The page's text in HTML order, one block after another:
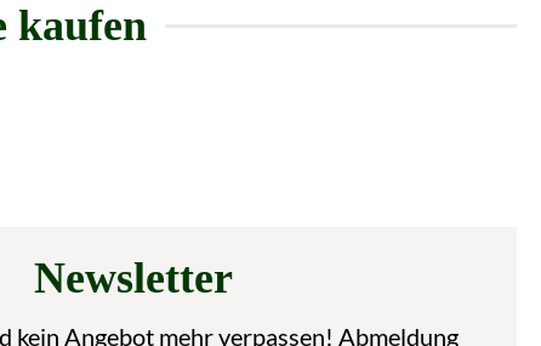
kaufen
Newsletter
kein Angebot mehr verpassen! Abmeldung